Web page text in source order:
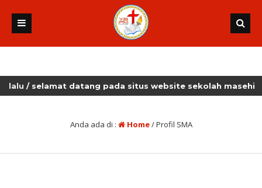
selamat datang pada situs website sekolah masehi kudus
Anda ada di : Home/Profil SMA